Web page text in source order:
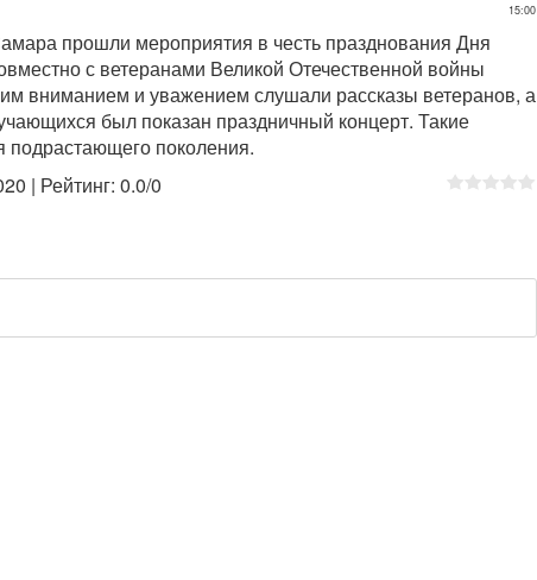
15:00
прошли мероприятия в честь празднования Дня
с ветеранами Великой Отечественной войны
вниманием и уважением слушали рассказы ветеранов, а
был показан праздничный концерт. Такие
подрастающего поколения.
| Рейтинг: 0.0/0